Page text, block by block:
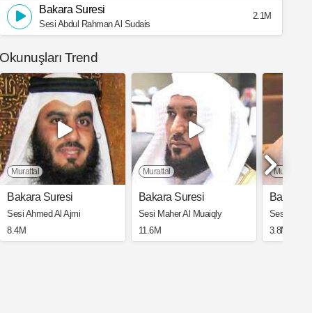
Bakara Suresi
Sesi Abdul Rahman Al Sudais
2.1M
Okunuşları Trend
Murattal
Bakara Suresi
Sesi Ahmed Al Ajmi
8.4M
Murattal
Bakara Suresi
Sesi Maher Al Muaiqly
11.6M
Murattal
Bakara
Sesi Saad
3.8M